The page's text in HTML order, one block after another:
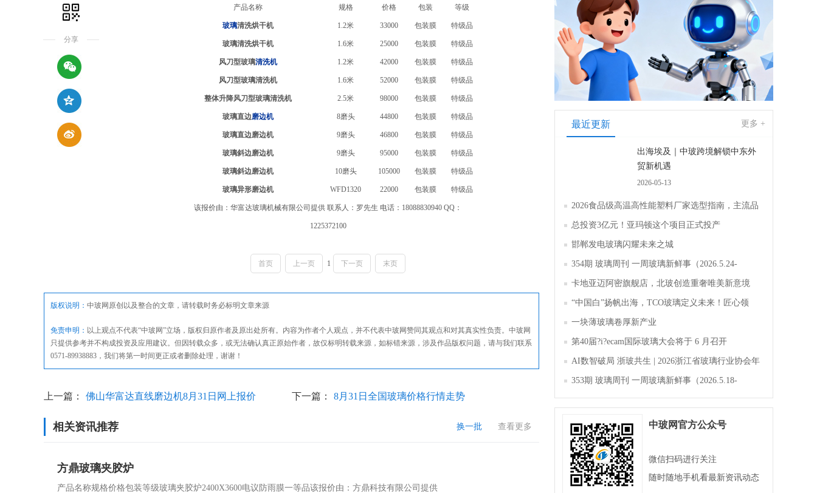
最近更新 更多 +
出海埃及｜中玻跨境解锁中东外
贸新机遇
2026-05-13
2026食品级高温高性能塑料厂家选型指南，主流品
牌全面解析评测
总投资3亿元！亚玛顿这个项目正式投产
邯郸发电玻璃闪耀未来之城
354期 玻璃周刊 一周玻璃新鲜事（2026.5.24-
2026.5.30）
卡地亚迈阿密旗舰店，北玻创造重奢唯美新意境
“中国白”扬帆出海，TCO玻璃定义未来！匠心领
航，淄博新材料产业聚势成峰
一块薄玻璃卷厚新产业
第40届?i?ecam国际玻璃大会将于 6 月召开
AI数智破局 浙玻共生 | 2026浙江省玻璃行业协会年
会暨第四届四次会员大会成功举办
353期 玻璃周刊 一周玻璃新鲜事（2026.5.18-
2026.5.23）
中玻网官方公众号
微信扫码进行关注
随时随地手机看最新资讯动态
分享
产品名称 规格 价格 包装 等级
玻璃清洗烘干机 1.2米 33000 包装膜 特级品
玻璃清洗烘干机 1.6米 25000 包装膜 特级品
风刀型玻璃清洗机 1.2米 42000 包装膜 特级品
风刀型玻璃清洗机 1.6米 52000 包装膜 特级品
整体升降风刀型玻璃清洗机 2.5米 98000 包装膜 特级品
玻璃直边磨边机 8磨头 44800 包装膜 特级品
玻璃直边磨边机 9磨头 46800 包装膜 特级品
玻璃斜边磨边机 9磨头 95000 包装膜 特级品
玻璃斜边磨边机 10磨头 105000 包装膜 特级品
玻璃异形磨边机 WFD1320 22000 包装膜 特级品
该报价由：华富达玻璃机械有限公司提供 联系人：罗先生 电话：18088830940 QQ：
1225372100
首页 上一页 1 下一页 末页
版权说明： 中玻网原创以及整合的文章，请转载时务必标明文章来源
免责申明： 以上观点不代表“中玻网”立场，版权归原作者及原出处所有。内容为作者个人观点，并不代表中玻网赞同其观点和对其真实性负责。中玻网
只提供参考并不构成投资及应用建议。但因转载众多，或无法确认真正原始作者，故仅标明转载来源，如标错来源，涉及作品版权问题，请与我们联系
0571-89938883，我们将第一时间更正或者删除处理，谢谢！
上一篇： 佛山华富达直线磨边机8月31日网上报价 下一篇： 8月31日全国玻璃价格行情走势
相关资讯推荐 查看更多
换一批
方鼎玻璃夹胶炉
产品名称规格价格包装等级玻璃夹胶炉2400X3600电议防雨膜一等品该报价由：方鼎科技有限公司提供